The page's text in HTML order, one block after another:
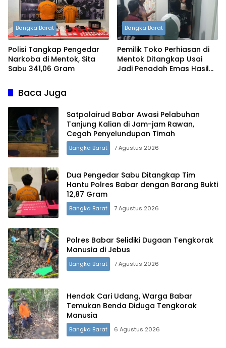
Bangka Barat
Polisi Tangkap Pengedar
Narkoba di Mentok, Sita
Sabu 341,06 Gram
Bangka Barat
Pemilik Toko Perhiasan di
Mentok Ditangkap Usai
Jadi Penadah Emas Hasil
Baca Juga
Satpolairud Babar Awasi Pelabuhan
Tanjung Kalian di Jam-jam Rawan,
Cegah Penyelundupan Timah
Bangka Barat 7 Agustus 2026
Dua Pengedar Sabu Ditangkap Tim
Hantu Polres Babar dengan Barang Bukti
12,87 Gram
Bangka Barat 7 Agustus 2026
Polres Babar Selidiki Dugaan Tengkorak
Manusia di Jebus
Bangka Barat 7 Agustus 2026
Hendak Cari Udang, Warga Babar
Temukan Benda Diduga Tengkorak
Manusia
Bangka Barat 6 Agustus 2026